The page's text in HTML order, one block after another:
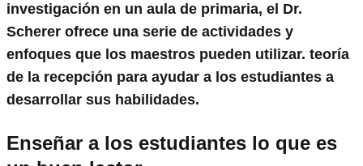
investigación en un aula de primaria, el Dr.
Scherer ofrece una serie de actividades y
enfoques que los maestros pueden utilizar. teoría
de la recepción para ayudar a los estudiantes a
desarrollar sus habilidades.
Enseñar a los estudiantes lo que es